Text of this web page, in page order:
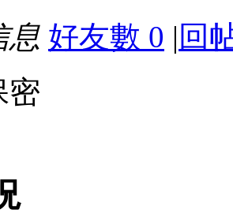
息 好友數 0 | 回
密